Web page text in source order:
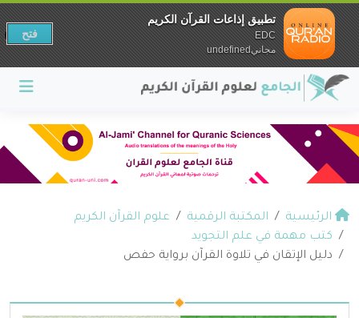
الرئيسية المكتبة الرقمية
علوم القرآن الكريم
كتب مهمة في علم التجويد
دليل الإتقان في تلاوة القرآن برواية حفص
تطبيق إذاعات القرآن الكريم
EDC
مجانيundefined
فتح